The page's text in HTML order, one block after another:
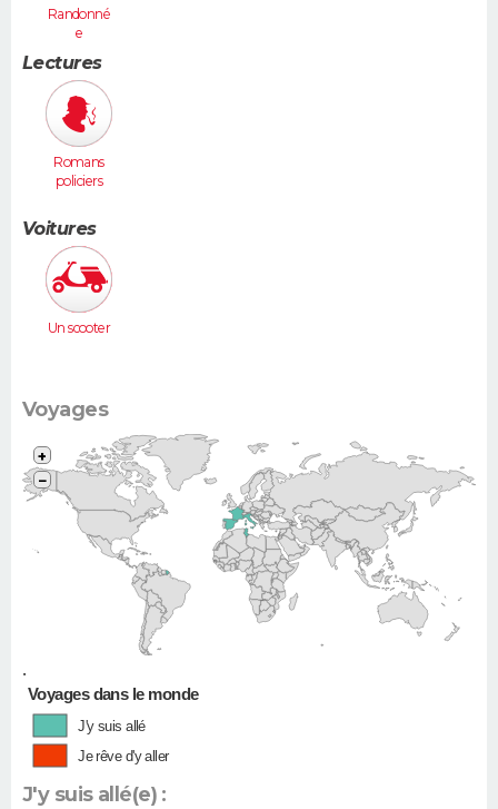
Randonné
e
Lectures
Romans
policiers
Voitures
Un scooter
Voyages
•
+
−
Voyages dans le monde
J'y suis allé
Je rêve d'y aller
J'y suis allé(e) :